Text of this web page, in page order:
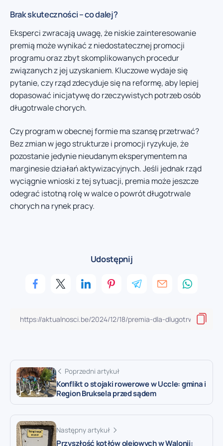
Brak skuteczności – co dalej?
Eksperci zwracają uwagę, że niskie zainteresowanie
premią może wynikać z niedostatecznej promocji
programu oraz zbyt skomplikowanych procedur
związanych z jej uzyskaniem. Kluczowe wydaje się
pytanie, czy rząd zdecyduje się na reformę, aby lepiej
dopasować inicjatywę do rzeczywistych potrzeb osób
długotrwale chorych.
Czy program w obecnej formie ma szansę przetrwać?
Bez zmian w jego strukturze i promocji ryzykuje, że
pozostanie jedynie nieudanym eksperymentem na
marginesie działań aktywizacyjnych. Jeśli jednak rząd
wyciągnie wnioski z tej sytuacji, premia może jeszcze
odegrać istotną rolę w walce o powrót długotrwale
chorych na rynek pracy.
Udostępnij
Poprzedni artykuł
Konflikt o stojaki rowerowe w Uccle: gmina i
Region Bruksela przed sądem
Następny artykuł
Przyszłość kotłów olejowych w Walonii: